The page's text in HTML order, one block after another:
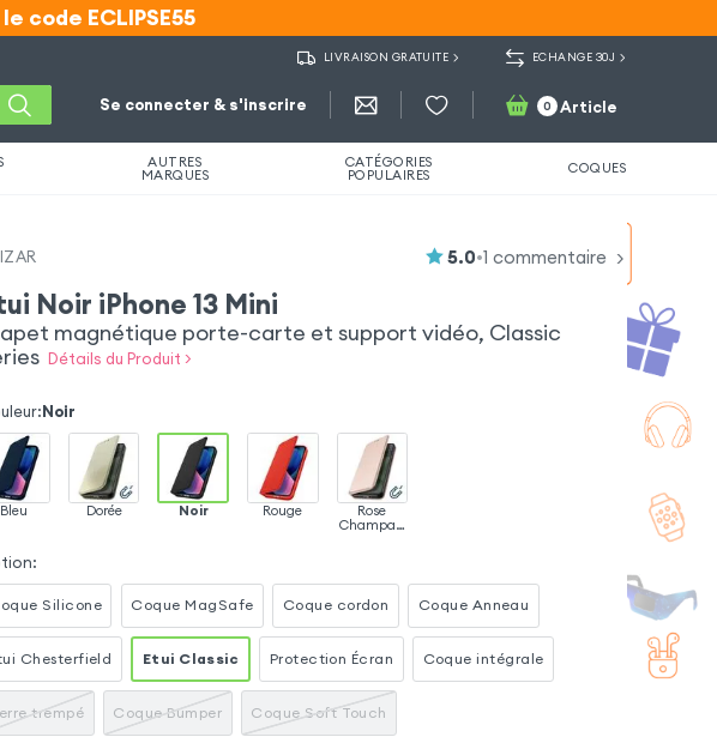
code ECLIPSE55
code ECLIPSE55
LIVRAISON GRATUITE ECHANGE 30J
Se connecter & s'inscrire 0 Article
AUTRES
MARQUES
CATÉGORIES
POPULAIRES COQUES
5.0•1 commentaire
Noir iPhone 13 Mini
magnétique porte-carte et support vidéo, Classic
Détails du Produit >
:Noir
Bleu Dorée Noir Rouge
Rose
Champag
:
Silicone Coque MagSafe Coque cordon Coque Anneau
Chesterfield Etui Classic Protection Écran Coque intégrale
trempé Coque Bumper Coque Soft Touch